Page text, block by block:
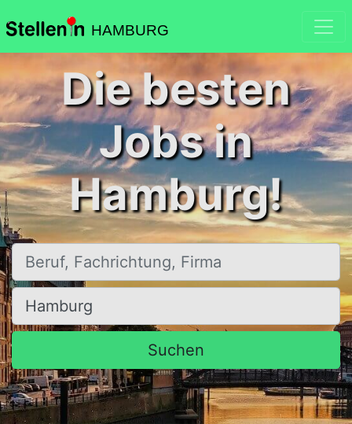
HAMBURG
Die besten
Jobs in
Hamburg!
Beruf, Fachrichtung, Firma
Ort, Stadt
Suchen